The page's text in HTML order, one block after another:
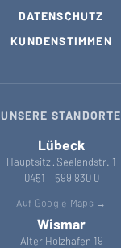
DATENSCHUTZ
KUNDENSTIMMEN
UNSERE STANDORTE
Lübeck
Hauptsitz · Seelandstr. 1
0451 – 599 830 0
Auf Google Maps →
Wismar
Alter Holzhafen 19